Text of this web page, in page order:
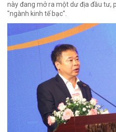
này đang mở ra một dư địa đầu tư,
"ngành kinh tế bạc".